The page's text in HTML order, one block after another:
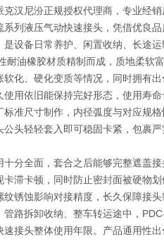
克汉尼汾正规授权代理商，专业经
系列液压气动快速接头，凭借优良
设备日常养护、闲置收纳、长途运
耐油橡胶材质精制而成，质地柔软
软化、硬化变质等情况，同时拥有
用依旧能保持完好形态，使用寿命
标准尺寸制作，内径弧度与对应规
公头轻轻套入即可稳固卡紧，包裹
十分全面，套合之后能够完整遮盖
卡滞卡顿，同时防止密封面被硬物
锈蚀影响对接精度，长久保障接
管路拆卸收纳、整车转运途中，
接头整体使用年限。产品通用性